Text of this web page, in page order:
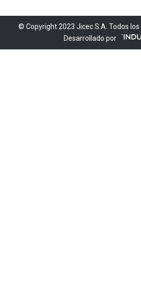
© Copyright 2023 Jicec S.A. Todos
Desarrollado por